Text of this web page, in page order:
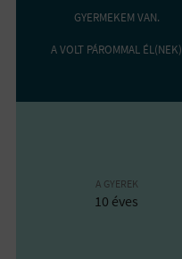
GYERMEKEM VAN.
A VOLT PÁROMMAL ÉL(NEK)
A GYEREK
10 éves